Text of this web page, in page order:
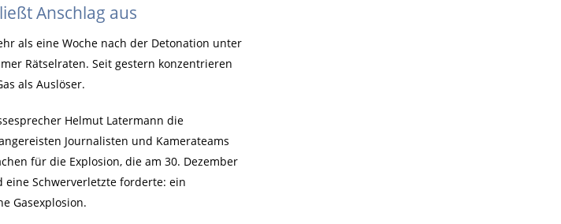
Anschlag aus
als eine Woche nach der Detonation unter
Rätselraten. Seit gestern konzentrieren
als Auslöser.
Helmut Latermann die
Journalisten und Kamerateams
für die Explosion, die am 30. Dezember
Schwerverletzte forderte: ein
Gasexplosion.